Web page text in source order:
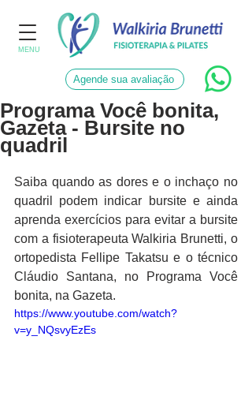
MENU
Agende sua avaliação
Programa Você bonita,
Gazeta - Bursite no
quadril
Saiba quando as dores e o inchaço no
quadril podem indicar bursite e ainda
aprenda exercícios para evitar a bursite
com a fisioterapeuta Walkiria Brunetti, o
ortopedista Fellipe Takatsu e o técnico
Cláudio Santana, no Programa Você
bonita, na Gazeta.
https://www.youtube.com/watch?
v=y_NQsvyEzEs